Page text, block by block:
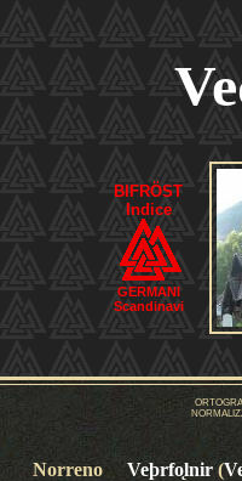
BIFRÖST
Indice
GERMANI
Scandinavi
Norreno Veþrfolnir (